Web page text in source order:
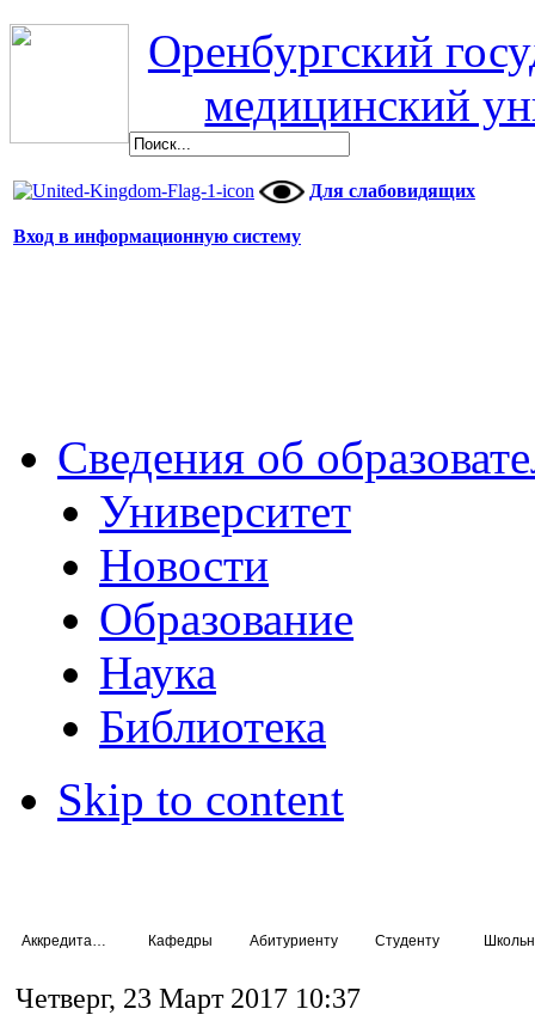
Оренбургский
медицинский
Для слабовидящих
Вход в информационную систему
Сведения об
Университет
Новости
Образование
Наука
Библиотека
Skip to content
Кафедры Абитуриенту Студенту
Четверг, 23 Март 2017 10:37